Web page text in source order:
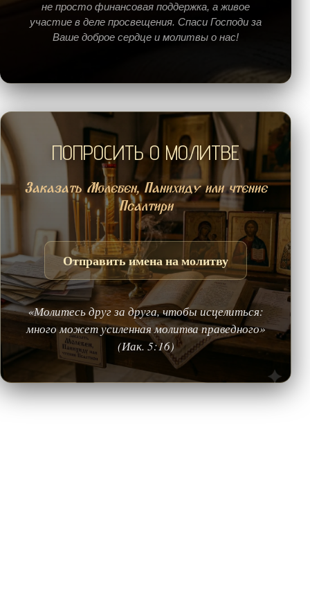
не просто финансовая поддержка, а живое
участие в деле просвещения. Спаси Господи за
Ваше доброе сердце и молитвы о нас!
ПОПРОСИТЬ О МОЛИТВЕ
Заказать Молебен, Панихиду или чтение
Псалтири
Отправить имена на молитву
«Молитесь друг за друга, чтобы исцелиться:
много может усиленная молитва праведного»
(Иак. 5:16)